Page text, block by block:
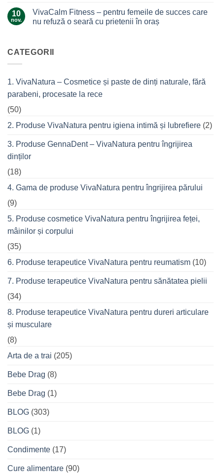
argilă
Himalayana
Ingredientul
musculare
ale
10
nov.
VivaCalm Fitness – pentru femeile de succes care
nu refuză o seară cu prietenii în oraș
VivaCalm
Fitness
de
care
seară
cu
în
oraș
CATEGORII
1. VivaNatura – Cosmetice și paste de dinți naturale, fără
parabeni, procesate la rece
(50)
2. Produse VivaNatura pentru igiena intimă și lubrefiere (2)
3. Produse GennaDent – VivaNatura pentru îngrijirea
dinților
(18)
4. Gama de produse VivaNatura pentru îngrijirea părului
(9)
5. Produse cosmetice VivaNatura pentru îngrijirea feței,
mâinilor și corpului
(35)
6. Produse terapeutice VivaNatura pentru reumatism (10)
7. Produse terapeutice VivaNatura pentru sănătatea pielii
(34)
8. Produse terapeutice VivaNatura pentru dureri articulare
și musculare
(8)
Arta de a trai (205)
Bebe Drag (8)
Bebe Drag (1)
BLOG (303)
BLOG (1)
Condimente (17)
Cure alimentare (90)